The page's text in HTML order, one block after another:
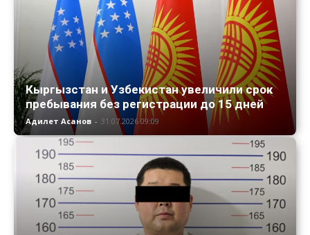
Кыргызстан и Узбекистан увеличили срок
пребывания без регистрации до 15 дней
Адилет Асанов - 31.07.2026 09:09